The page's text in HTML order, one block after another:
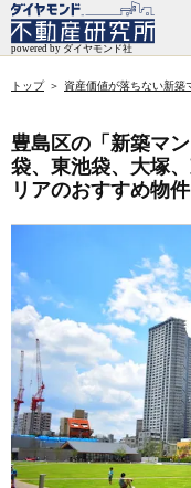
トップ 資産価値が落ちない新築
豊島区の「新築マ
袋、東池袋、大塚
リアのおすすめ物